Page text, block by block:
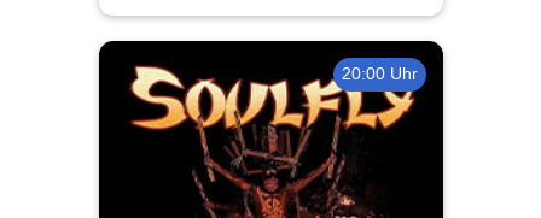
20:00 Uhr